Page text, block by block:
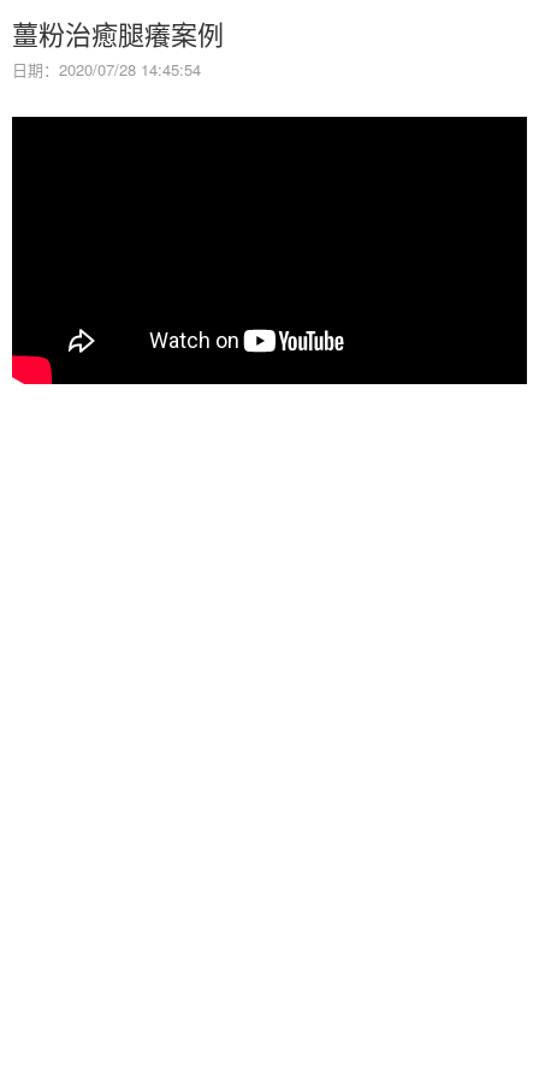
薑粉治癒腿癢案例
日期：2020/07/28 14:45:54